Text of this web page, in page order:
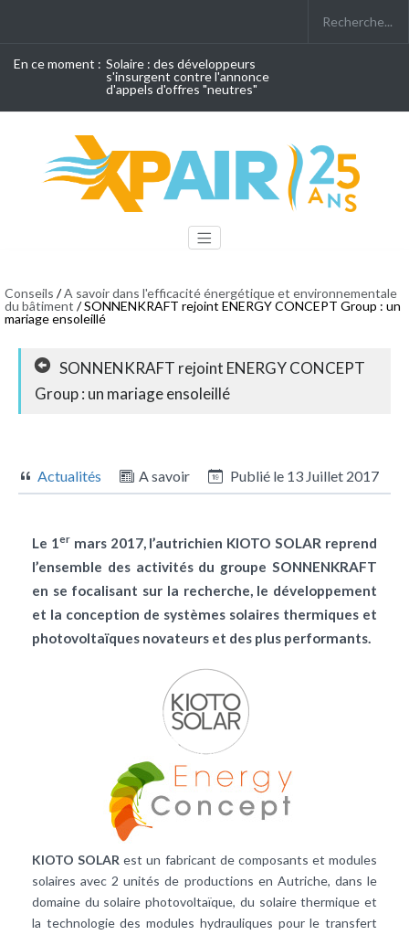
En ce moment : Solaire : des développeurs
s'insurgent contre l'annonce
d'appels d'offres "neutres"
Conseils /A savoir dans l'efficacité énergétique et environnementale
du bâtiment / SONNENKRAFT rejoint ENERGY CONCEPT Group : un
mariage ensoleillé
SONNENKRAFT rejoint ENERGY CONCEPT
Group : un mariage ensoleillé
Actualités A savoir Publié le 13 Juillet 2017
Le 1ermars 2017, l’autrichien KIOTO SOLAR reprend
l’ensemble des activités du groupe SONNENKRAFT
en se focalisant sur la recherche, le développement
et la conception de systèmes solaires thermiques et
photovoltaïques novateurs et des plus performants.
KIOTO SOLAR est un fabricant de composants et modules
solaires avec 2 unités de productions en Autriche, dans le
domaine du solaire photovoltaïque, du solaire thermique et
la technologie des modules hydrauliques pour le transfert